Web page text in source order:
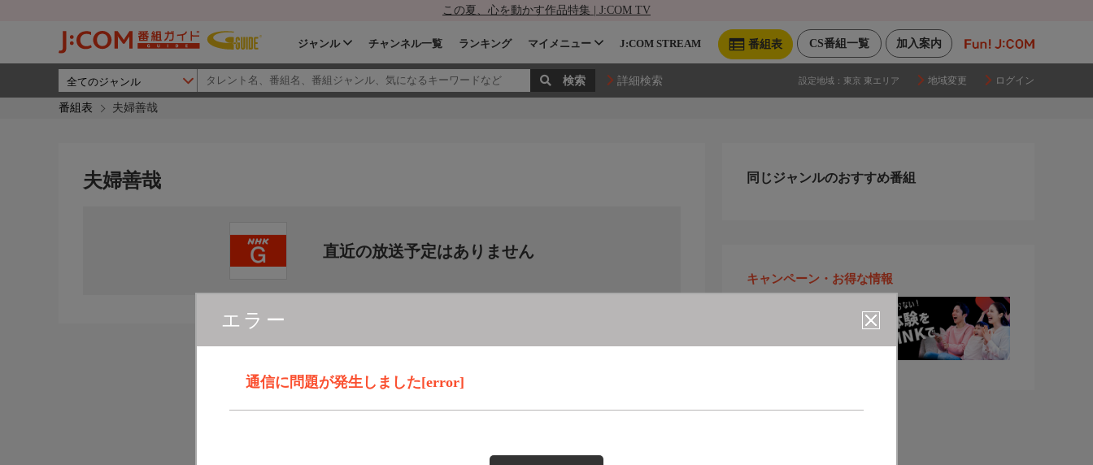
この夏、心を動かす作品特集 | J:COM TV
加入案内
CS番組一覧
番組表
ジャンル チャンネル一覧 ランキング マイメニュー J:COM STREAM
詳細検索 設定地域： 東京 東エリア 地域変更 ログイン
番組表 夫婦善哉
エラー
通信に問題が発生しました[error]
夫婦善哉
直近の放送予定はありません
同じジャンルのおすすめ番組
キャンペーン・お得な情報